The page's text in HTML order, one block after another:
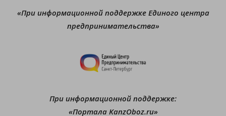
«При информационной поддержке Единого центра
предпринимательства»
При информационной поддержке:
«Портала KanzOboz.ru»